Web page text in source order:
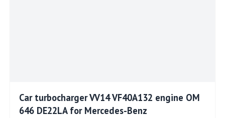
Car turbocharger VV14 VF40A132 engine OM
646 DE22LA for Mercedes-Benz